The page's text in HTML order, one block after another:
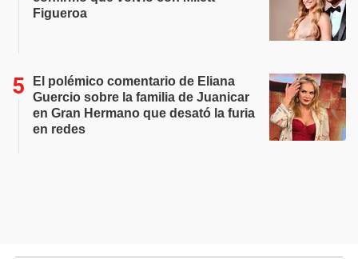
Figueroa
El polémico comentario de Eliana
Guercio sobre la familia de Juanicar
en Gran Hermano que desató la furia
en redes